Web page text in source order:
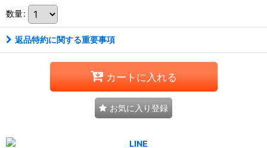
数量:
返品特約に関する重要事項
カートに入れる
お気に入り登録